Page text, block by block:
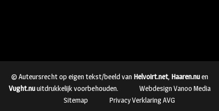
© Auteursrecht op eigen tekst/beeld van Helvoirt.net, Haaren.nuen
Vught.nuuitdrukkelijk voorbehouden.
Webdesign Vanoo Media
Sitemap
Privacy Verklaring AVG